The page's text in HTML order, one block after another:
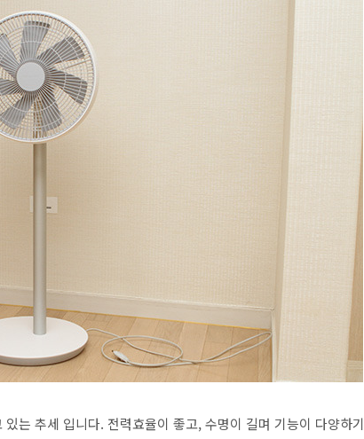
는 추세 입니다. 전력효율이 좋고, 수명이 길며 기능이 다양하기